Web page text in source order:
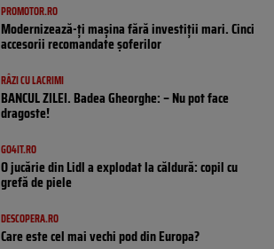
PROMOTOR.RO
Modernizează-ți mașina fără investiții mari. Cinci
accesorii recomandate șoferilor
RÂZI CU LACRIMI
BANCUL ZILEI. Badea Gheorghe: – Nu pot face
dragoste!
GO4IT.RO
O jucărie din Lidl a explodat la căldură: copil cu
grefă de piele
DESCOPERA.RO
Care este cel mai vechi pod din Europa?